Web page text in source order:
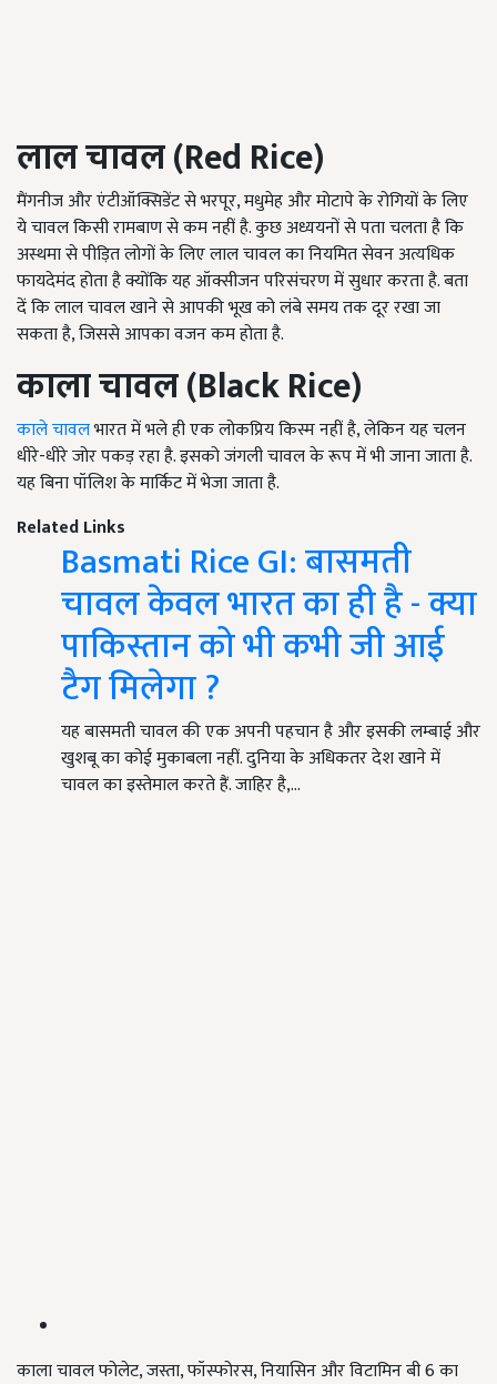
लाल चावल (Red Rice)
मैंगनीज और एंटीऑक्सिडेंट से भरपूर, मधुमेह और मोटापे के रोगियों के लिए
ये चावल किसी रामबाण से कम नहीं है. कुछ अध्ययनों से पता चलता है कि
अस्थमा से पीड़ित लोगों के लिए लाल चावल का नियमित सेवन अत्यधिक
फायदेमंद होता है क्योंकि यह ऑक्सीजन परिसंचरण में सुधार करता है. बता
दें कि लाल चावल खाने से आपकी भूख को लंबे समय तक दूर रखा जा
सकता है, जिससे आपका वजन कम होता है.
काला चावल (Black Rice)
काले चावलभारत में भले ही एक लोकप्रिय किस्म नहीं है, लेकिन यह चलन
धीरे-धीरे जोर पकड़ रहा है. इसको जंगली चावल के रूप में भी जाना जाता है.
यह बिना पॉलिश के मार्किट में भेजा जाता है.
Related Links
Basmati Rice GI: बासमती
चावल केवल भारत का ही है - क्या
पाकिस्तान को भी कभी जी आई
टैग मिलेगा ?
यह बासमती चावल की एक अपनी पहचान है और इसकी लम्बाई और
खुशबू का कोई मुकाबला नहीं. दुनिया के अधिकतर देश खाने में
चावल का इस्तेमाल करते हैं. जाहिर है,…
काला चावल फोलेट, जस्ता, फॉस्फोरस, नियासिन और विटामिन बी 6 का